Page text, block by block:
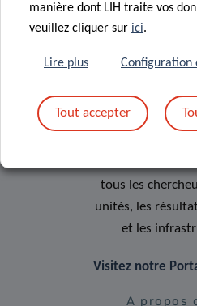
Portail
Le Portail
tous les
unités, les
et les
Visitez notre
A propos
manière dont LIH traite vos
veuillez cliquer sur ici.
Lire plus Configuration
Tout accepter